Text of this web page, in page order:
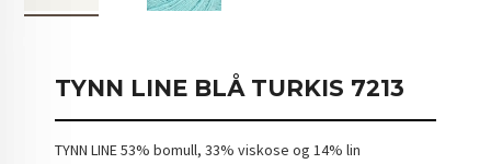
TYNN LINE BLÅ TURKIS 7213
TYNN LINE 53% bomull, 33% viskose og 14% lin